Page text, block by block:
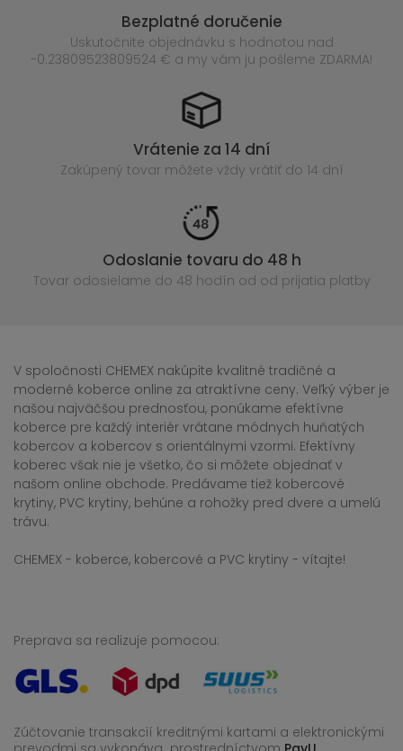
Bezplatné doručenie
Uskutočnite objednávku s hodnotou nad
-0.23809523809524 € a my vám ju pošleme ZDARMA!
Vrátenie za 14 dní
Zakúpený tovar môžete vždy vrátiť do 14 dní
Odoslanie tovaru do 48 h
Tovar odosielame do 48 hodín od od prijatia platby
V spoločnosti CHEMEX nakúpite kvalitné tradičné a
moderné koberce online za atraktívne ceny. Veľký výber je
našou najväčšou prednosťou, ponúkame efektívne
koberce pre každý interiér vrátane módnych huňatých
kobercov a kobercov s orientálnymi vzormi. Efektívny
koberec však nie je všetko, čo si môžete objednať v
našom online obchode. Predávame tiež kobercové
krytiny, PVC krytiny, behúne a rohožky pred dvere a umelú
trávu.
CHEMEX - koberce, kobercové a PVC krytiny - vítajte!
Preprava sa realizuje pomocou:
Zúčtovanie transakcií kreditnými kartami a elektronickými